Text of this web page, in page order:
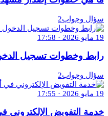
سؤال وجواب2
19 مايو 2026 · 17:58
رابط وخطوات تسجيل الدخول
سؤال وجواب2
19 مايو 2026 · 17:55
خدمة التفويض الإلكتروني في أبشر 1448 كيف يتم عمل